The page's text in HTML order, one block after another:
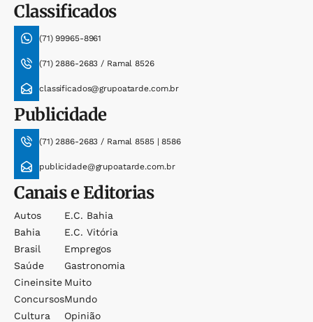
Classificados
(71) 99965-8961
(71) 2886-2683 / Ramal 8526
classificados@grupoatarde.com.br
Publicidade
(71) 2886-2683 / Ramal 8585 | 8586
publicidade@grupoatarde.com.br
Canais e Editorias
Autos
Bahia
Brasil
Saúde
Cineinsite
Concursos
Cultura
E.c. Bahia
E.c. Vitória
Empregos
Gastronomia
Muito
Mundo
Opinião